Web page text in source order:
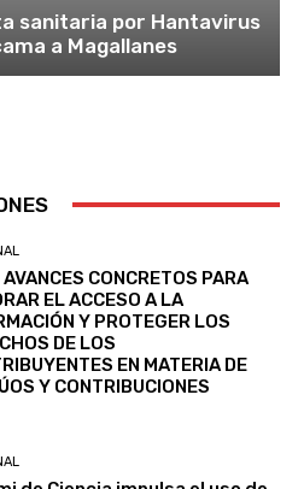
sanitaria por Hantavirus
a Magallanes
CONCRETOS PARA
EL ACCESO A LA
Y PROTEGER LOS
DE LOS
EN MATERIA DE
Y CONTRIBUCIONES